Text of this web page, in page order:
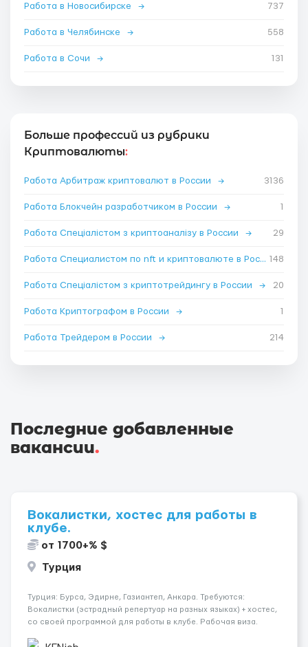
Работа в Новосибирске → 737
Работа в Челябинске → 558
Работа в Сочи → 131
Больше профессий из рубрики
Криптовалюты:
Работа Арбитраж криптовалют в России → 3136
Работа Блокчейн разработчиком в России → 1
Работа Спеціалістом з криптоаналізу в России → 29
Работа Специалистом по nft и криптовалюте в России →
148
Работа Спеціалістом з криптотрейдингу в России → 20
Работа Криптографом в России → 1
Работа Трейдером в России → 214
Последние добавленные
вакансии.
Вокалистки, хостес для работы в
клубе.
от 1700+% $
Турция
Турция: Бурса, Эдирне, Газиантеп, Анкара. Требуются:
Вокалистки (эстрадный репертуар на разных языках) + хостеc,
со своей программой для работы в клубе. Рабочая виза.